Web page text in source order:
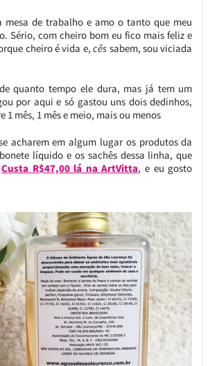
mesa de trabalho e amo o tanto que meu
Sério, com cheiro bom eu fico mais feliz e
cheiro é vida e, cês sabem, sou viciada
quanto tempo ele dura, mas já tem um
por aqui e só gastou uns dois dedinhos,
1 mês, 1 mês e meio, mais ou menos
acharem em algum lugar os produtos da
líquido e os sachês dessa linha, que
Custa R$47,00 lá na ArtVitta, e eu gosto